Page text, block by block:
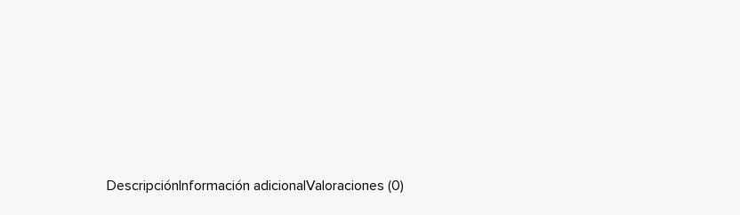
DescripciónInformación adicionalValoraciones (0)